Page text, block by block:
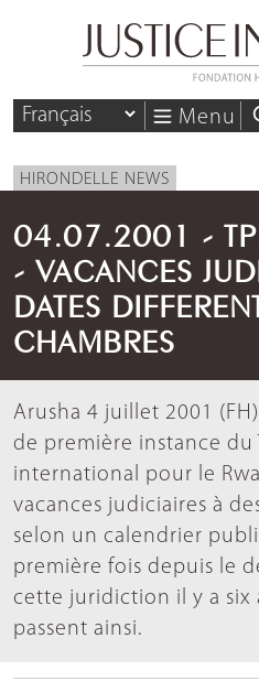
Menu
HIRONDELLE NEWS
04.07.2001 -
- VACANCES
DATES
CHAMBRES
Arusha 4 juillet 2001
de première instance du
international pour le
vacances judiciaires à
selon un calendrier
première fois depuis le
cette juridiction il y a six
passent ainsi.